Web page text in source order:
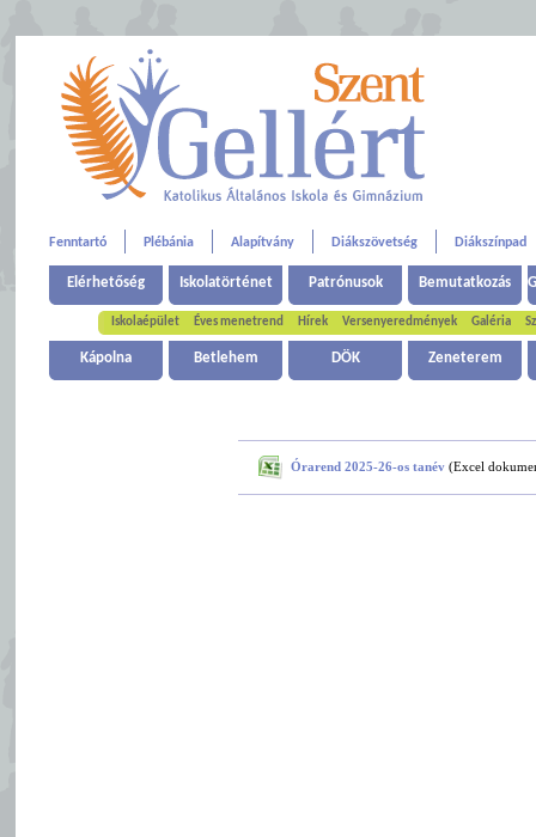
Fenntartó Plébánia Alapítvány Diákszövetség Diákszínpad
Elérhetőség Iskolatörténet Patrónusok Bemutatkozás
Iskolaépület Éves menetrend Hírek Versenyeredmények Galéria
Kápolna Betlehem DÖK Zeneterem
Órarend 2025-26-os tanév(Excel